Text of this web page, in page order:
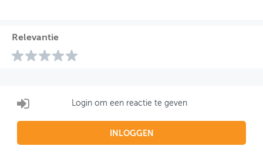
Relevantie
Login om een reactie te geven
INLOGGEN